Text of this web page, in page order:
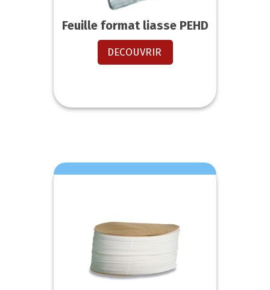
Feuille format liasse PEHD
DECOUVRIR